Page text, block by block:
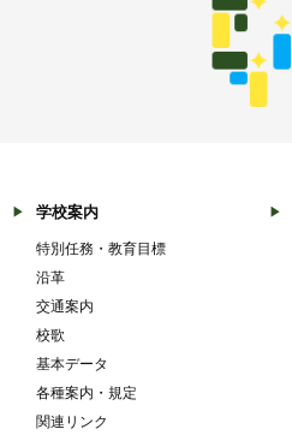
学校案内
特別任務・教育目標
沿革
交通案内
校歌
基本データ
各種案内・規定
関連リンク